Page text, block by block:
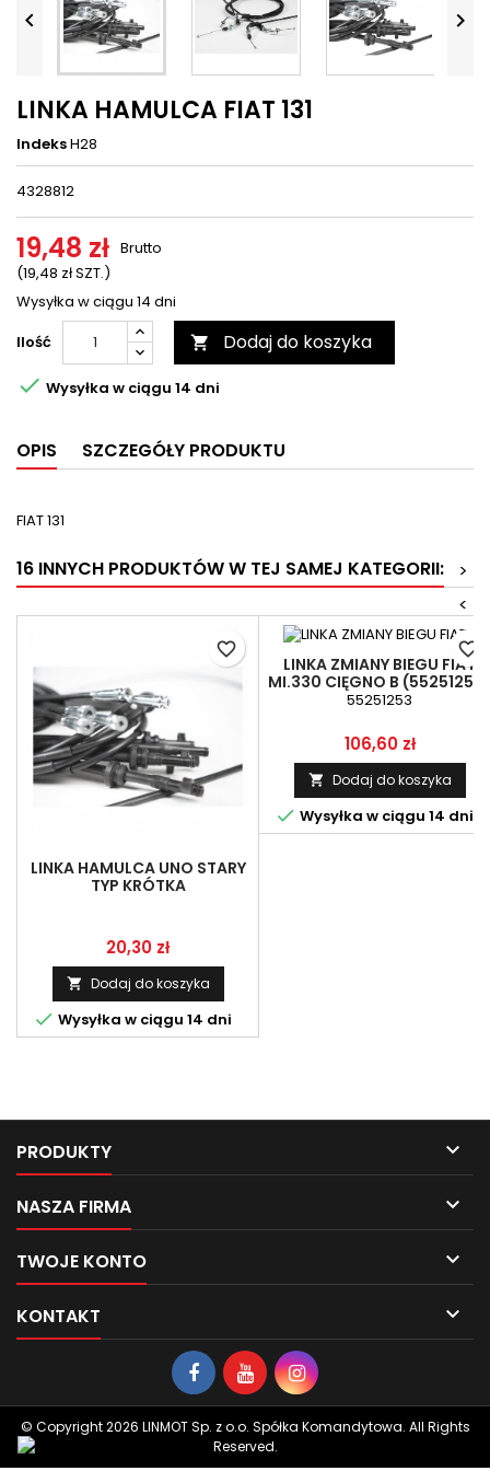
 
 
LINKA HAMULCA FIAT 131
IndeksH28
4328812
19,48 zł
(19,48 zł SZT.)
Brutto
Wysyłka w ciągu 14 dni
Ilość
 Dodaj do koszyka
 Wysyłka w ciągu 14 dni
OPIS SZCZEGÓŁY PRODUKTU
FIAT 131
16 INNYCH PRODUKTÓW W TEJ SAMEJ KATEGORII:
>
<
LINKA HAMULCA UNO STARY
TYP KRÓTKA
Cena
20,30 zł
 Dodaj do koszyka
 Wysyłka w ciągu 14 dni
favorite_border
LINKA ZMIANY BIEGU FIAT
MI.330 CIĘGNO B (55251253)
55251253
Cena
106,60 zł
 Dodaj do koszyka
 Wysyłka w ciągu 14 dni
favorite_border
PRODUKTY 
NASZA FIRMA 
TWOJE KONTO 
KONTAKT 
© Copyright 2026 LINMOT Sp. z o.o. Spółka Komandytowa. All Rights
Reserved.